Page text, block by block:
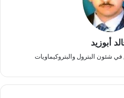
أبوزيد
شئون البترول والبتروكيماويات